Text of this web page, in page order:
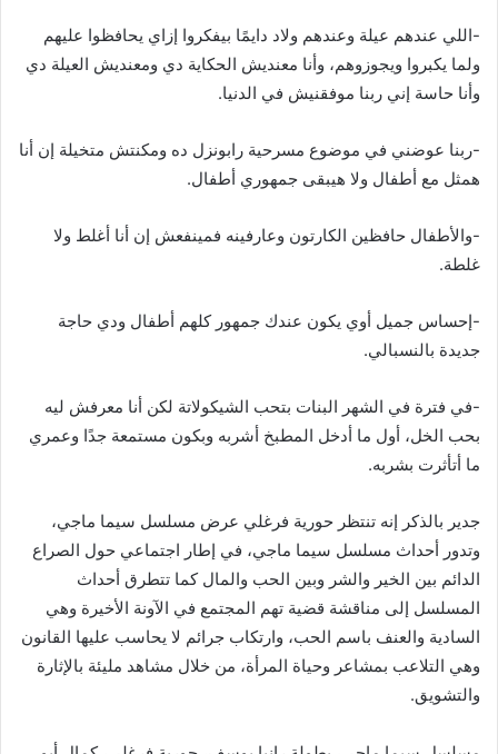
-اللي عندهم عيلة وعندهم ولاد دايمًا بيفكروا إزاي يحافظوا عليهم
ولما يكبروا ويجوزوهم، وأنا معنديش الحكاية دي ومعنديش العيلة دي
وأنا حاسة إني ربنا موفقنيش في الدنيا.
-ربنا عوضني في موضوع مسرحية رابونزل ده ومكنتش متخيلة إن أنا
همثل مع أطفال ولا هيبقى جمهوري أطفال.
-والأطفال حافظين الكارتون وعارفينه فمينفعش إن أنا أغلط ولا
غلطة.
-إحساس جميل أوي يكون عندك جمهور كلهم أطفال ودي حاجة
جديدة بالنسبالي.
-في فترة في الشهر البنات بتحب الشيكولاتة لكن أنا معرفش ليه
بحب الخل، أول ما أدخل المطبخ أشربه وبكون مستمعة جدًا وعمري
ما أتأثرت بشربه.
جدير بالذكر إنه تنتظر حورية فرغلي عرض مسلسل سيما ماجي،
وتدور أحداث مسلسل سيما ماجي، في إطار اجتماعي حول الصراع
الدائم بين الخير والشر وبين الحب والمال كما تتطرق أحداث
المسلسل إلى مناقشة قضية تهم المجتمع في الآونة الأخيرة وهي
السادية والعنف باسم الحب، وارتكاب جرائم لا يحاسب عليها القانون
وهي التلاعب بمشاعر وحياة المرأة، من خلال مشاهد مليئة بالإثارة
والتشويق.